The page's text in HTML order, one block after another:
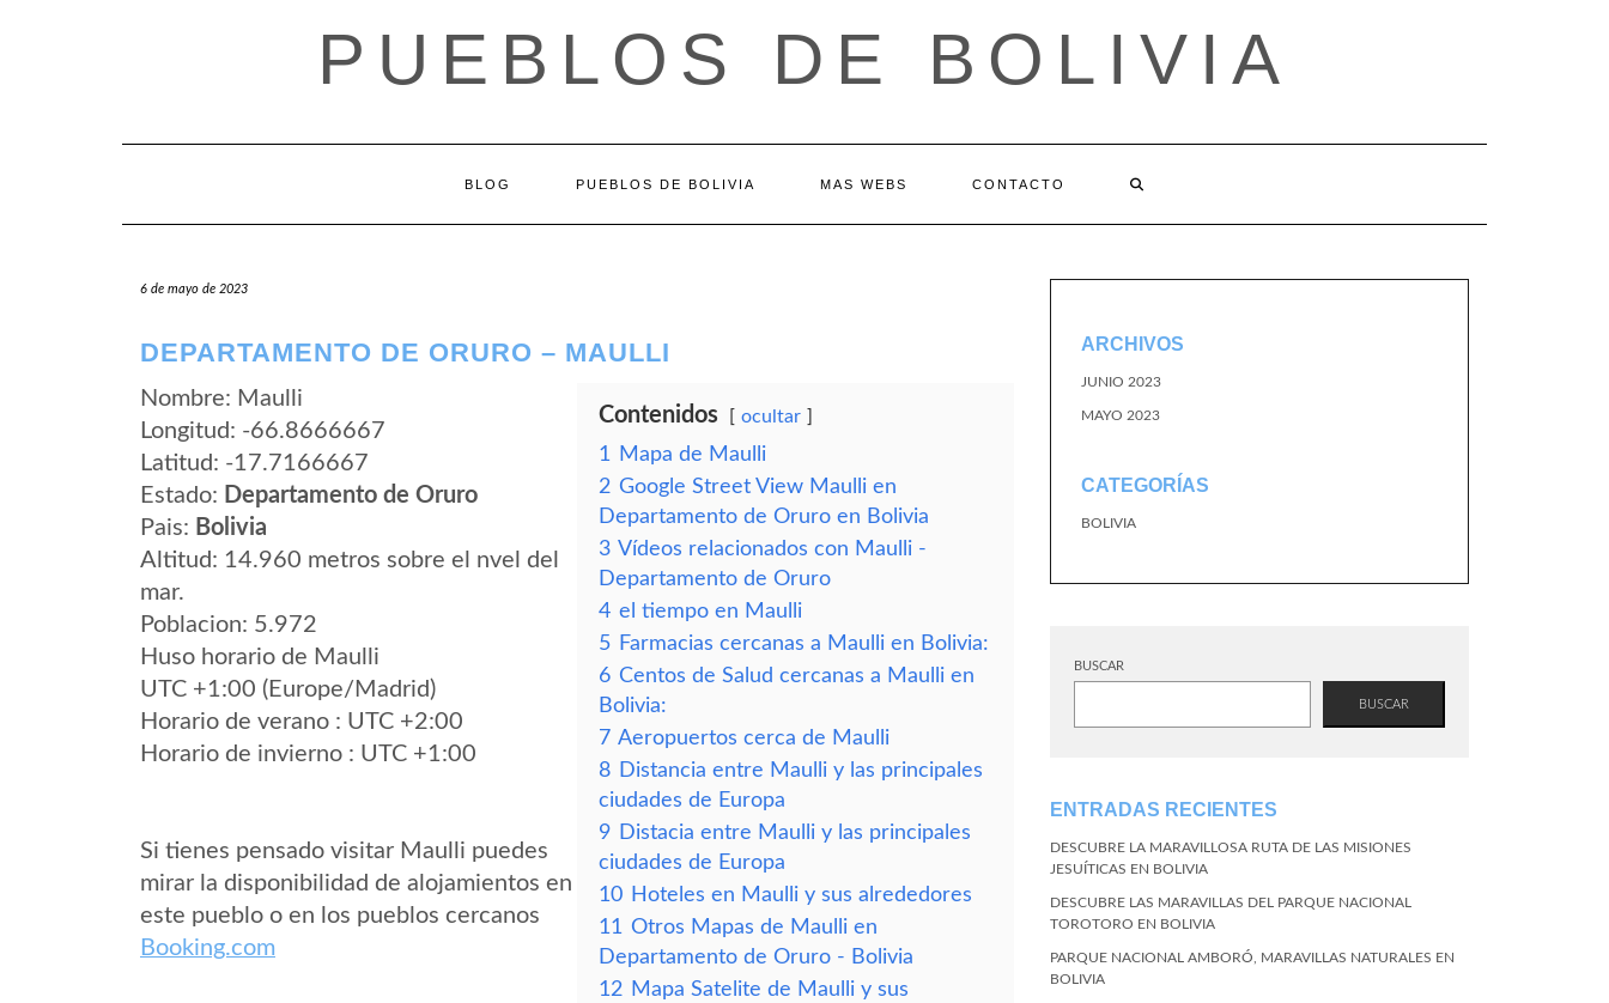
PUEBLOS DE BOLIVIA
BLOG PUEBLOS DE BOLIVIA MAS WEBS CONTACTO
6 de mayo de 2023
DEPARTAMENTO DE ORURO – MAULLI
Nombre: Maulli
Longitud: -66.8666667
Latitud: -17.7166667
Estado: Departamento de Oruro
Pais: Bolivia
Altitud: 14.960 metros sobre el nvel del
mar.
Poblacion: 5.972
Huso horario de Maulli
UTC +1:00 (Europe/Madrid)
Horario de verano : UTC +2:00
Horario de invierno : UTC +1:00
Si tienes pensado visitar Maulli puedes
mirar la disponibilidad de alojamientos en
este pueblo o en los pueblos cercanos
Booking.com
Contenidos ocultar
1
Mapa de Maulli
2 Google Street View Maulli en
Departamento de Oruro en Bolivia
3 Vídeos relacionados con Maulli -
Departamento de Oruro
4 el tiempo en Maulli
5 Farmacias cercanas a Maulli en Bolivia:
6 Centos de Salud cercanas a Maulli en
Bolivia:
7 Aeropuertos cerca de Maulli
8 Distancia entre Maulli y las principales
ciudades de Europa
9 Distacia entre Maulli y las principales
ciudades de Europa
10 Hoteles en Maulli y sus alrededores
11 Otros Mapas de Maulli en
Departamento de Oruro - Bolivia
12 Mapa Satelite de Maulli y sus
ARCHIVOS
JUNIO 2023
MAYO 2023
CATEGORÍAS
BOLIVIA
BUSCAR
BUSCAR
ENTRADAS RECIENTES
DESCUBRE LA MARAVILLOSA RUTA DE LAS MISIONES
JESUÍTICAS EN BOLIVIA
DESCUBRE LAS MARAVILLAS DEL PARQUE NACIONAL
TOROTORO EN BOLIVIA
PARQUE NACIONAL AMBORÓ, MARAVILLAS NATURALES EN
BOLIVIA